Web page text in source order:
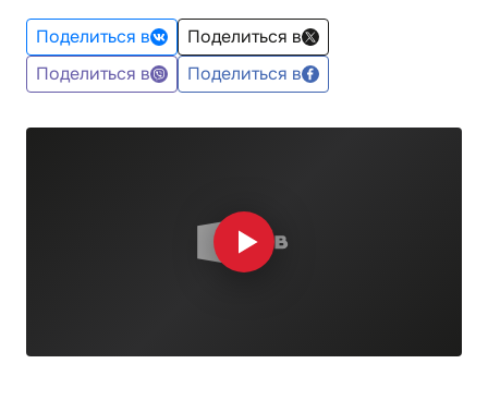
Поделиться в
Поделиться в
Поделиться в
Поделиться в